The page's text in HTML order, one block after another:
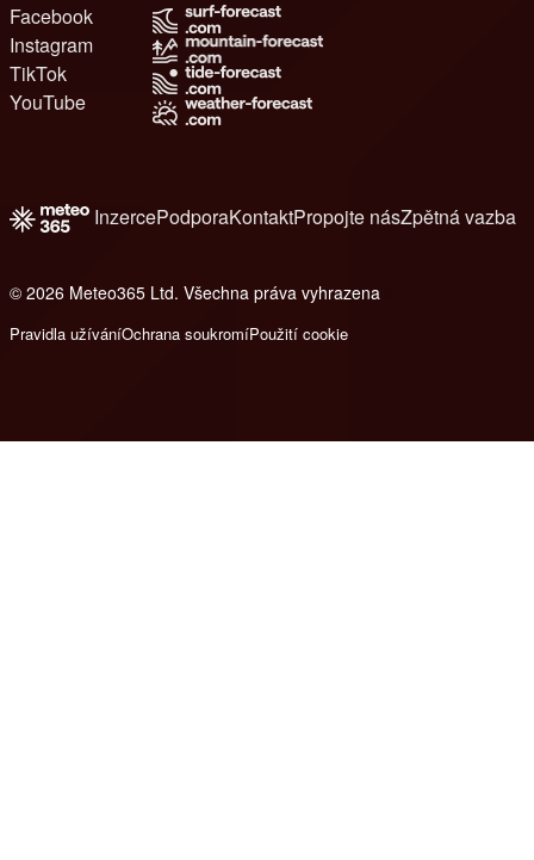
Facebook
Instagram
TikTok
YouTube
InzercePodporaKontaktPropojte násZpětná vazba
© 2026 Meteo365 Ltd. Všechna práva vyhrazena
Pravidla užíváníOchrana soukromíPoužití cookie